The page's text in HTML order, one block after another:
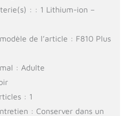
: : 1 Lithium-ion –
de l’article : F810 Plus
: Adulte
: 1
: Conserver dans un